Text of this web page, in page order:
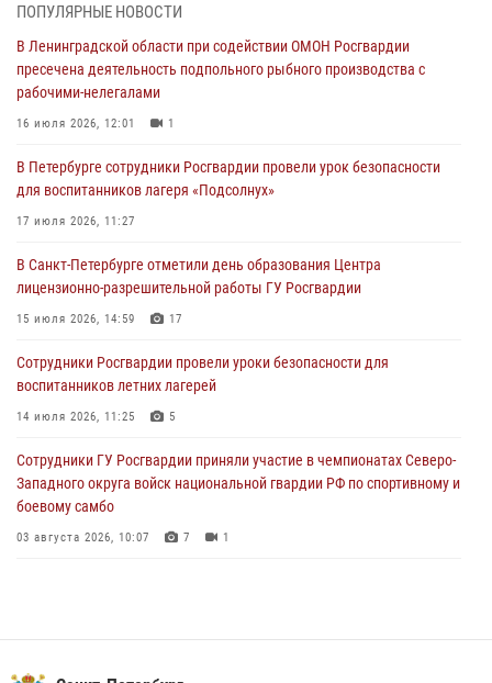
Ленобласти
04 августа 2026, 14:05
В Зеленогорске сотрудники Росгвардии, став очевидцами
серьезного ДТП, вызвали на место происшествия спасателей, а
03 августа 2026, 14:15 3 1
Росгвардейцы приняли участие в Большом семейном фестивале
В Ленинградской области сотрудники Росгвардии обнаружили
пропавшего мальчика с нарушением слуха и помогли ему вернуться
03 августа 2026, 11:51
В Санкт-Петербурге при содействии СОБР Росгвардии задержаны
03 августа 2026, 10:15 1
ПОПУЛЯРНЫЕ НОВОСТИ
В Ленинградской области при содействии ОМОН Росгвардии
пресечена деятельность подпольного рыбного производства с
рабочими-нелегалами
16 июля 2026, 12:01 1
В Петербурге сотрудники Росгвардии провели урок безопасности
для воспитанников лагеря «Подсолнух»
17 июля 2026, 11:27
В Санкт-Петербурге отметили день образования Центра
лицензионно-разрешительной работы ГУ Росгвардии
15 июля 2026, 14:59 17
Сотрудники Росгвардии провели уроки безопасности для
воспитанников летних лагерей
14 июля 2026, 11:25 5
Сотрудники ГУ Росгвардии приняли участие в чемпионатах Северо-
Западного округа войск национальной гвардии РФ по спортивному и
боевому самбо
03 августа 2026, 10:07 7 1
В Красногвардейском районе росгвардейцы задержали хулигана,